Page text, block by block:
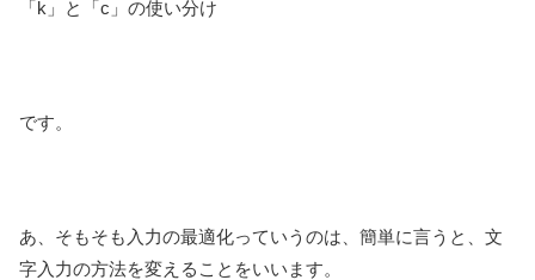
「k」と「c」の使い分け
です。
あ、そもそも入力の最適化っていうのは、簡単に言うと、文
字入力の方法を変えることをいいます。